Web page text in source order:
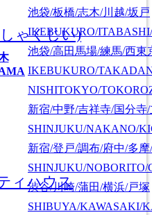
池袋/板橋/志木/川越/坂戸
IKEBUKURO/
池袋/高田馬場/練馬/西東
IKEBUKURO/
NISHITOKYO/
新宿/中野/吉祥寺/国分寺
SHINJUKU/NAKANO/
新宿/登戸/調布/府中/多
SHINJUKU/
渋谷/川崎/蒲田/横浜/戸塚
SHIBUYA/KAWASAKI/
ゃくじい)
ィハウス